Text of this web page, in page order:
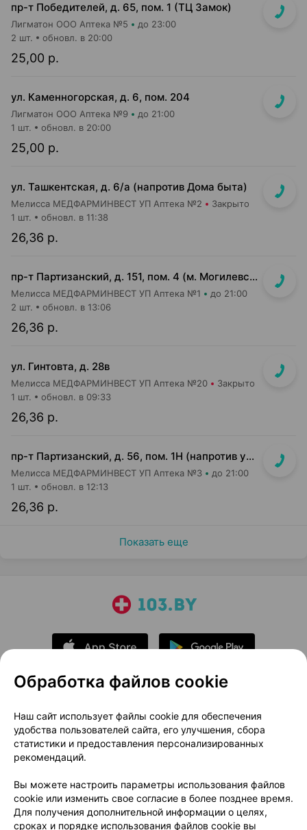
пр-т Победителей, д. 65, пом. 1 (ТЦ Замок)
Лигматон ООО Аптека №5 до 23:00
25,00 р.
2 шт. обновл. в 20:00
ул. Каменногорская, д. 6, пом. 204
Лигматон ООО Аптека №9 до 21:00
25,00 р.
1 шт. обновл. в 20:00
ул. Ташкентская, д. 6/а (напротив Дома быта)
Мелисса МЕДФАРМИНВЕСТ УП Аптека №2 Закрыто
26,36 р.
1 шт. обновл. в 11:38
пр-т Партизанский, д. 151, пом. 4 (м. Могилевская, выход на ул. Ангарская)
Мелисса МЕДФАРМИНВЕСТ УП Аптека №1 до 21:00
26,36 р.
2 шт. обновл. в 13:06
ул. Гинтовта, д. 28в
Мелисса МЕДФАРМИНВЕСТ УП Аптека №20 Закрыто
26,36 р.
1 шт. обновл. в 09:33
пр-т Партизанский, д. 56, пом. 1Н (напротив ун-га "Беларусь")
Мелисса МЕДФАРМИНВЕСТ УП Аптека №3 до 21:00
26,36 р.
1 шт. обновл. в 12:13
Показать еще
О проекте
Новости проекта
Размещение рекламы
Медицинский маркетинг
Публичный договор
Доставка
Способы оплаты
Вакансии
Партнеры
Написать руководителю 103.by
Обработка файлов cookie
Наш сайт использует файлы cookie для обеспечения
удобства пользователей сайта, его улучшения, сбора
статистики и предоставления персонализированных
рекомендаций.
Вы можете настроить параметры использования файлов
cookie или изменить свое согласие в более позднее время.
Для получения дополнительной информации о целях,
сроках и порядке использования файлов cookie вы